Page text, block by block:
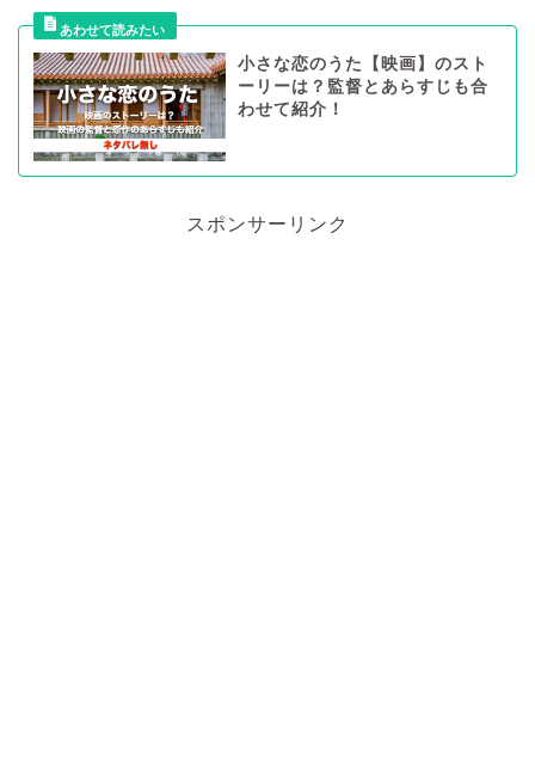
小さな恋のうた【映画】のスト
ーリーは？監督とあらすじも合
わせて紹介！
スポンサーリンク